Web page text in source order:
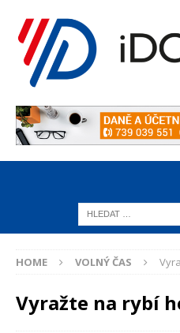
HOME VOLNÝ ČAS
Vyražte na rybí